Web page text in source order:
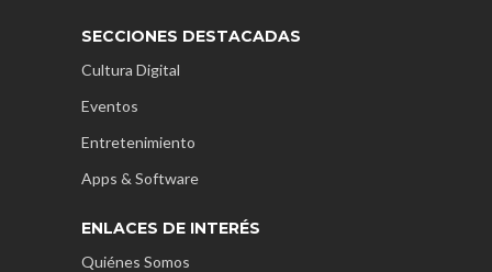
SECCIONES DESTACADAS
Cultura Digital
Eventos
Entretenimiento
Apps & Software
ENLACES DE INTERÉS
Quiénes Somos